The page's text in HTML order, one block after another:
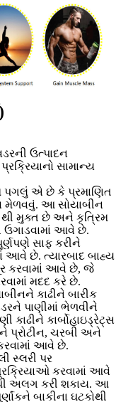
ઉત્પાદન
સામાન્ય
પગલું એ છે કે પ્રમાણિત
મેળવવું. આ સોયાબીન
થી મુક્ત છે અને કૃત્રિમ
ઉગાડવામાં આવે છે.
સાફ કરીને
છે. ત્યારબાદ બાહ્ય
કરવામાં આવે છે, જે
મદદ કરે છે.
કાઢીને બારીક
પાણીમાં ભેળવીને
કાઢીને કાર્બોહાઇડ્રેટ્સ
પ્રોટીન, ચરબી અને
આવે છે.
સ્લરી પર
કરવામાં આવે
અલગ કરી શકાય. આ
બાકીના ઘટકોથી